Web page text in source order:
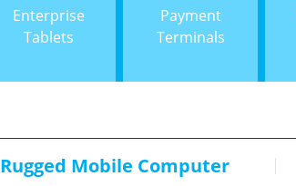
Enterprise
Tablets
Payment
Terminals
Rugged Mobile Computer